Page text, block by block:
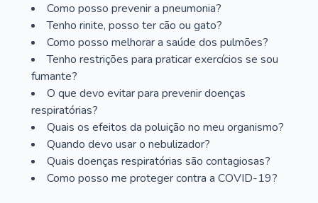
Como posso prevenir a pneumonia?
Tenho rinite, posso ter cão ou gato?
Como posso melhorar a saúde dos pulmões?
Tenho restrições para praticar exercícios se sou
fumante?
O que devo evitar para prevenir doenças
respiratórias?
Quais os efeitos da poluição no meu organismo?
Quando devo usar o nebulizador?
Quais doenças respiratórias são contagiosas?
Como posso me proteger contra a COVID-19?